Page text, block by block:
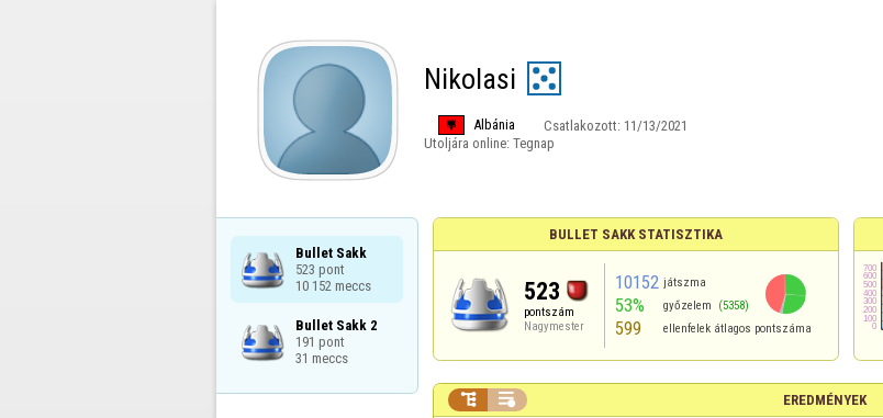
Nikolasi
Albánia Csatlakozott: 11/13/2021
Utoljára online: Tegnap
Bullet Sakk
523 pont
10 152 meccs
Bullet Sakk 2
191 pont
31 meccs
BULLET SAKK STATISZTIKA
523
pontszám
Nagymester
10152 játszma
53% győzelem (5358)
599 ellenfelek átlagos pontszáma
EREDMÉNYEK
 